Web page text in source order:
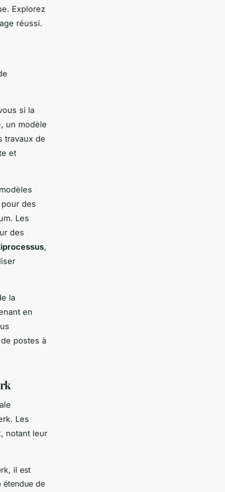
Explorez
réussi.
si la
un modèle
travaux de
et
des
Les
des
,
la
en
postes à
Les
notant leur
il est
étendue de